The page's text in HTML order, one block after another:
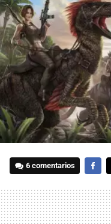
6 comentarios